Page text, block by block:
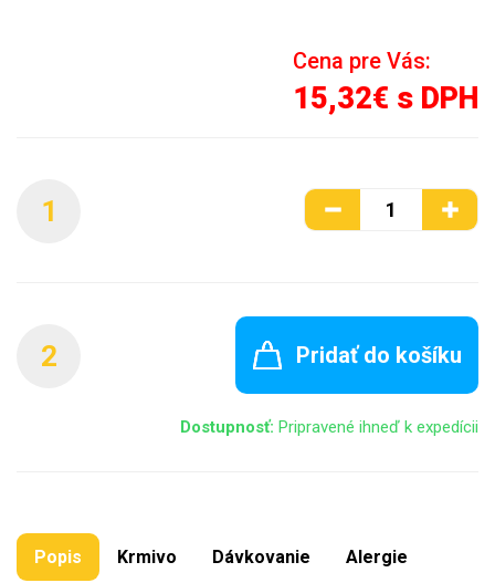
Cena pre Vás:
15,32€ s DPH
1
2 Pridať do košíku
Dostupnosť: Pripravené ihneď k expedícii
Popis Krmivo Dávkovanie Alergie